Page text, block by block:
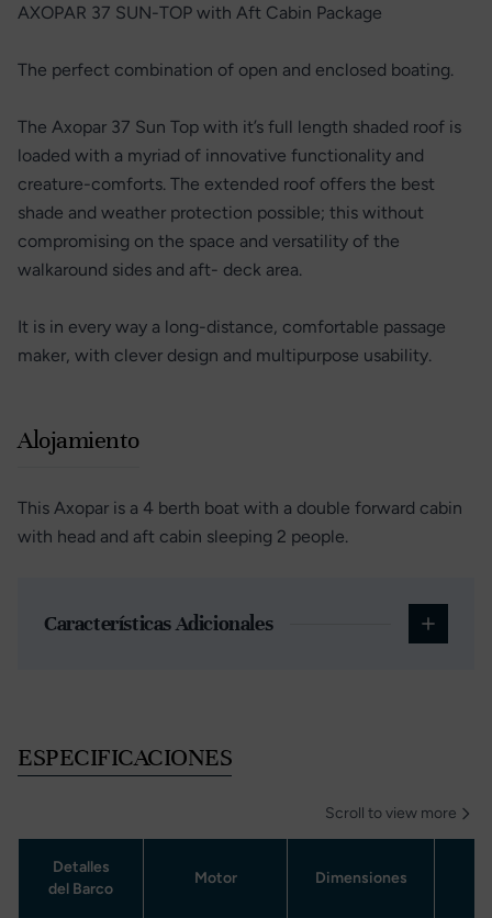
AXOPAR 37 SUN-TOP with Aft Cabin Package
The perfect combination of open and enclosed boating.
The Axopar 37 Sun Top with it’s full length shaded roof is
loaded with a myriad of innovative functionality and
creature-comforts. The extended roof offers the best
shade and weather protection possible; this without
compromising on the space and versatility of the
walkaround sides and aft- deck area.
It is in every way a long-distance, comfortable passage
maker, with clever design and multipurpose usability.
Alojamiento
This Axopar is a 4 berth boat with a double forward cabin
with head and aft cabin sleeping 2 people.
Características Adicionales
ESPECIFICACIONES
Scroll to view more
Detalles
del Barco
Motor Dimensiones